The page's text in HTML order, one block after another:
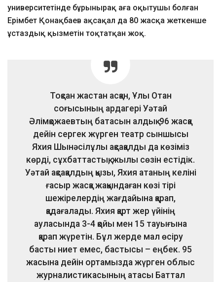
университетінде бұрынырақ аға оқытушы болған
Ерімбет Қонақбаев ақсақал да 80 жасқа жеткенше
ұстаздық қызметін тоқтатқан жоқ.
Тоқсан жастан асқан, Ұлы Отан
соғысының ардагері Уәтай
Әлімқожаевтың батасын алдық. 96 жасқа
дейін сергек жүрген театр сыншысы
Яхия Шынәсілұлы ақсақалды да көзіміз
көрді, сұхбаттастық, жылы сөзін естідік.
Уәтай ақсақалдың қызы, Яхия атаның келіні
ғасыр жасқа жақындаған көзі тірі
шежірелердің жағдайына қарап,
қадағалады. Яхия қарт жер үйінің
ауласында 3-4 қойы мен 15 тауығына
қарап жүретін. Бұл жерде мал өсіру
басты ниет емес, бастысы – еңбек. 95
жасына дейін ортамызда жүрген облыс
журналистикасының атасы Баттал